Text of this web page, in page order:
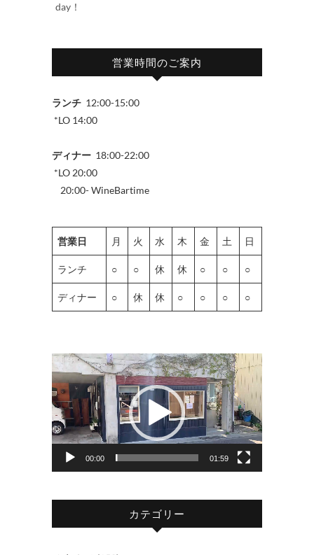
day！
営業時間のご案内
ランチ 12:00-15:00
*LO 14:00
ディナー 18:00-22:00
*LO 20:00
20:00- WineBartime
営業日 月 火 水 木 金 土 日
ランチ ○ ○ 休 休 ○ ○ ○
ディナー ○ 休 休 ○ ○ ○ ○
動
画
プ
レ
ー
00:00 01:59
カテゴリー